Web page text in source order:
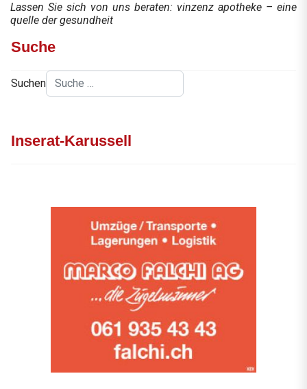
Lassen Sie sich von uns beraten: vinzenz apotheke – eine
quelle der gesundheit
Suche
Suchen
Inserat-Karussell